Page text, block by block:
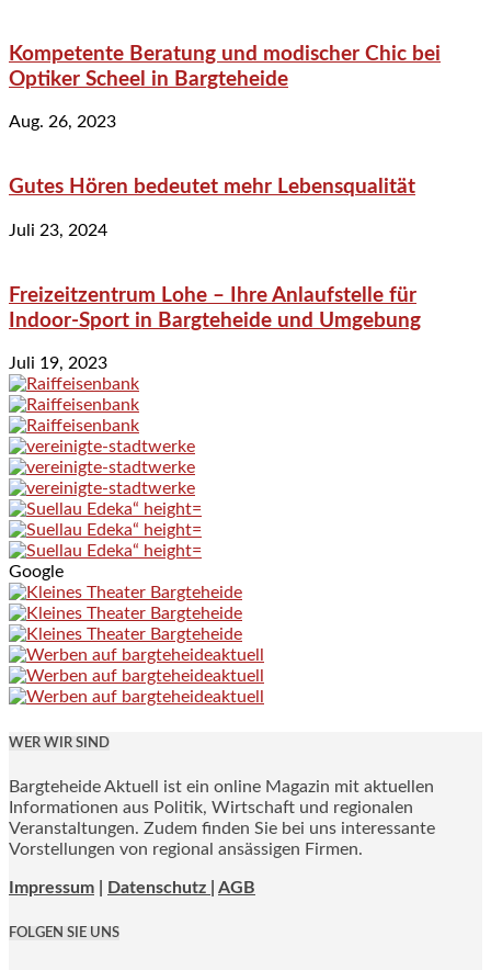
Kompetente Beratung und modischer Chic bei
Optiker Scheel in Bargteheide
Aug. 26, 2023
Gutes Hören bedeutet mehr Lebensqualität
Juli 23, 2024
Freizeitzentrum Lohe – Ihre Anlaufstelle für
Indoor-Sport in Bargteheide und Umgebung
Juli 19, 2023
Google
WER WIR SIND
Bargteheide Aktuell ist ein online Magazin mit aktuellen
Informationen aus Politik, Wirtschaft und regionalen
Veranstaltungen. Zudem finden Sie bei uns interessante
Vorstellungen von regional ansässigen Firmen.
Impressum Datenschutz | AGB
FOLGEN SIE UNS